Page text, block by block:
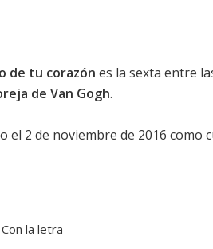
de tu corazón es la sexta entre
de Van Gogh.
el 2 de noviembre de 2016 como
Con la letra